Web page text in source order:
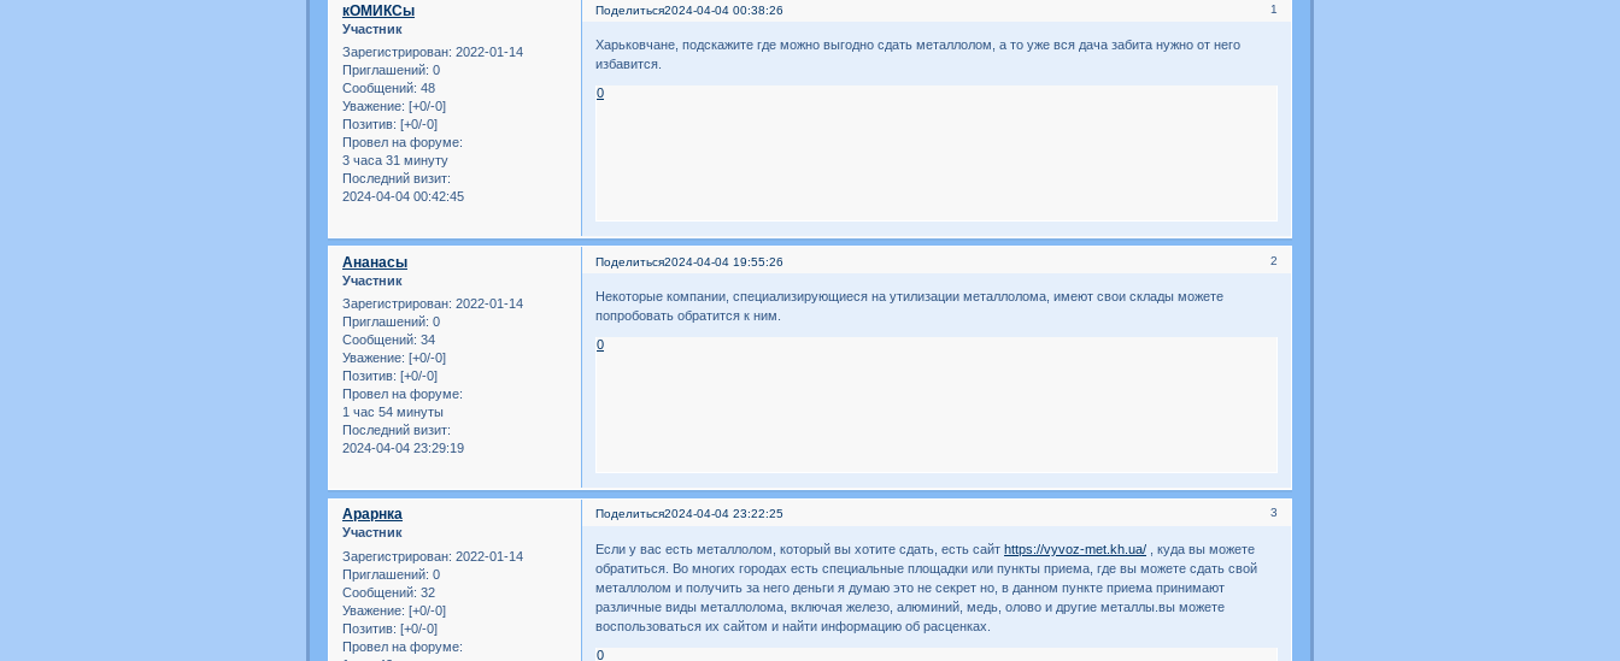
Поделиться 1
2024-04-04 00:38:26
кОМИКСы
Участник
Зарегистрирован: 2022-01-14
Приглашений: 0
Сообщений: 48
Уважение: [+0/-0]
Позитив: [+0/-0]
Провел на форуме:
3 часа 31 минуту
Последний визит:
2024-04-04 00:42:45
Харьковчане, подскажите где можно выгодно сдать металлолом, а то уже вся дача забита нужно от него
избавится.
0
Поделиться 2
2024-04-04 19:55:26
Ананасы
Участник
Зарегистрирован: 2022-01-14
Приглашений: 0
Сообщений: 34
Уважение: [+0/-0]
Позитив: [+0/-0]
Провел на форуме:
1 час 54 минуты
Последний визит:
2024-04-04 23:29:19
Некоторые компании, специализирующиеся на утилизации металлолома, имеют свои склады можете
попробовать обратится к ним.
0
Поделиться 3
2024-04-04 23:22:25
Арарнка
Участник
Зарегистрирован: 2022-01-14
Приглашений: 0
Сообщений: 32
Уважение: [+0/-0]
Позитив: [+0/-0]
Провел на форуме:
Если у вас есть металлолом, который вы хотите сдать, есть сайтhttps://vyvoz-met.kh.ua/ , куда вы можете
обратиться. Во многих городах есть специальные площадки или пункты приема, где вы можете сдать свой
металлолом и получить за него деньги я думаю это не секрет но, в данном пункте приема принимают
различные виды металлолома, включая железо, алюминий, медь, олово и другие металлы.вы можете
воспользоваться их сайтом и найти информацию об расценках.
0